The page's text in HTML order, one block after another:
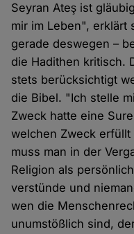
Seyran Ateş ist
mir im Leben", erklärt
gerade deswegen –
die Hadithen kritisch.
stets berücksichtigt
die Bibel. "Ich stelle
Zweck hatte eine
welchen Zweck
muss man in der
Religion als
verstünde und
wen die
unumstößlich sind,